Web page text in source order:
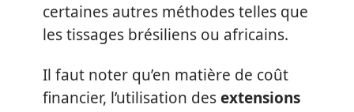
certaines autres méthodes telles que
les tissages brésiliens ou africains.
Il faut noter qu’en matière de coût
financier, l’utilisation desextensions